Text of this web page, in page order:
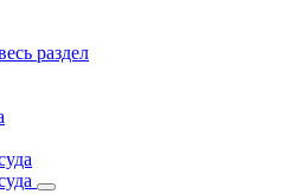
раздел